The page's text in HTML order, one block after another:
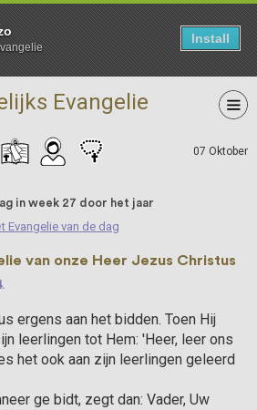
Install
Evangelie
07 Oktober
in week 27 door het jaar
Evangelie van de dag
van onze Heer Jezus Christus
ergens aan het bidden. Toen Hij
leerlingen tot Hem: 'Heer, leer ons
het ook aan zijn leerlingen geleerd
ge bidt, zegt dan: Vader, Uw